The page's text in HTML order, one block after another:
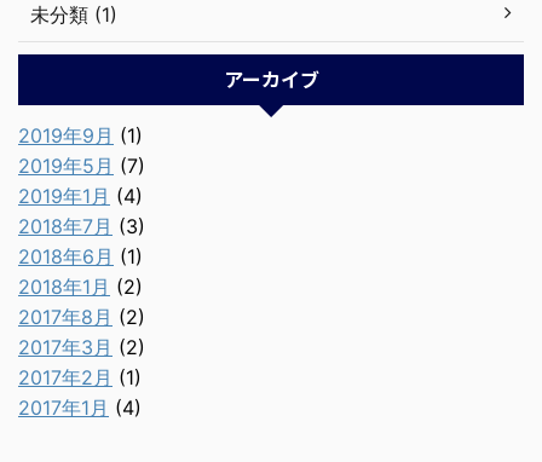
未分類 (1)
アーカイブ
2019年9月 (1)
2019年5月 (7)
2019年1月 (4)
2018年7月 (3)
2018年6月 (1)
2018年1月 (2)
2017年8月 (2)
2017年3月 (2)
2017年2月 (1)
2017年1月 (4)